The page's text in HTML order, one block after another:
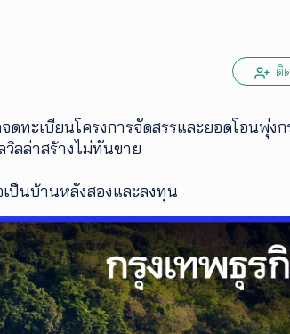
ติ
ทะเบียนโครงการจัดสรรและยอดโอนพุ่งก
ลล่าสร้างไม่ทันขาย
ป็นบ้านหลังสองและลงทุน